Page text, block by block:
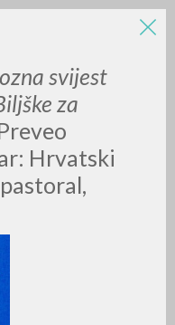
svijest
za
Hrvatski